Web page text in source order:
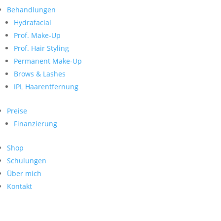
Behandlungen
Hydrafacial
Prof. Make-Up
Prof. Hair Styling
Permanent Make-Up
Brows & Lashes
IPL Haarentfernung
Preise
Finanzierung
Shop
Schulungen
Über mich
Kontakt
nach:
Neueste Kommentare
Archiv
Kategorien
Keine Kategorien
Meta
Anmelden
Feed der Einträge
WordPress.org
Search
nach:
Archive
Kontakt
Impressum
Datenschutz